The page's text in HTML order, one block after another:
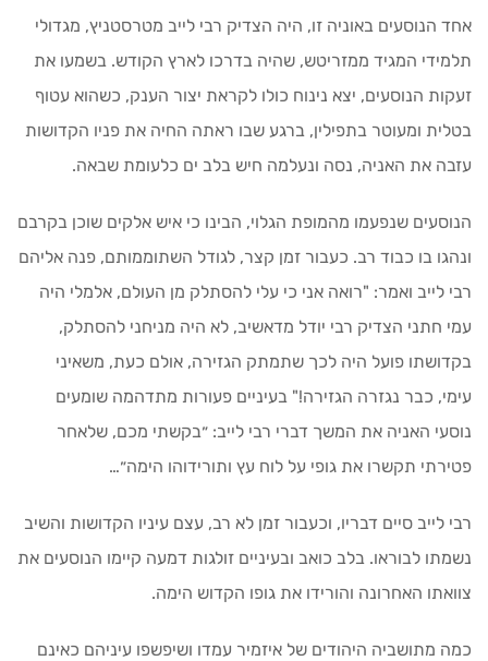
אחד הנוסעים באוניה זו, היה הצדיק רבי לייב מטרסטניץ, מגדולי
תלמידי המגיד ממזריטש, שהיה בדרכו לארץ הקודש. בשמעו את
זעקות הנוסעים, יצא נינוח כולו לקראת יצור הענק, כשהוא עטוף
בטלית ומעוטר בתפילין, ברגע שבו ראתה החיה את פניו הקדושות
עזבה את האניה, נסה ונעלמה חיש בלב ים כלעומת שבאה.
הנוסעים שנפעמו מהמופת הגלוי, הבינו כי איש אלקים שוכן בקרבם
ונהגו בו כבוד רב. כעבור זמן קצר, לגודל השתוממותם, פנה אליהם
רבי לייב ואמר: "רואה אני כי עלי להסתלק מן העולם, אלמלי היה
עמי חתני הצדיק רבי יודל מדאשיב, לא היה מניחני להסתלק,
בקדושתו פועל היה לכך שתמתק הגזירה, אולם כעת, משאיני
עימי, כבר נגזרה הגזירה!" בעיניים פעורות מתדהמה שומעים
נוסעי האניה את המשך דברי רבי לייב: ״בקשתי מכם, שלאחר
פטירתי תקשרו את גופי על לוח עץ ותורידוהו הימה״…
רבי לייב סיים דבריו, וכעבור זמן לא רב, עצם עיניו הקדושות והשיב
נשמתו לבוראו. בלב כואב ובעיניים זולגות דמעה קיימו הנוסעים את
צוואתו האחרונה והורידו את גופו הקדוש הימה.
כמה מתושביה היהודים של איזמיר עמדו ושיפשפו עיניהם כאינם